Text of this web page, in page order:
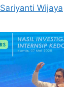
Sariyanti Wijaya